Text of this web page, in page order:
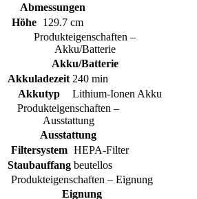
Abmessungen
Höhe
129.7 cm
Produkteigenschaften –
Akku/Batterie
Akku/Batterie
Akkuladezeit 240 min
Akkutyp
Lithium-Ionen Akku
Produkteigenschaften –
Ausstattung
Ausstattung
Filtersystem HEPA-Filter
Staubauffang beutellos
Produkteigenschaften – Eignung
Eignung